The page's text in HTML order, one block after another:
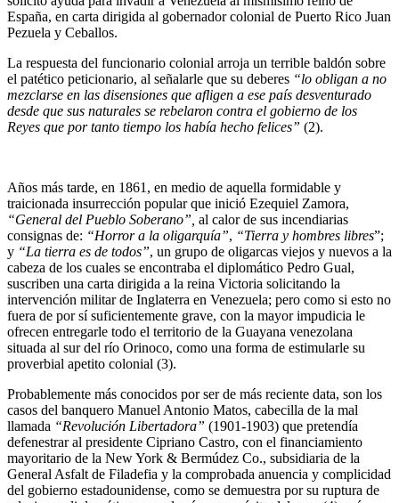
España, en carta dirigida al gobernador colonial de Puerto Rico Juan
Pezuela y Ceballos.
La respuesta del funcionario colonial arroja un terrible baldón sobre
el patético peticionario, al señalarle que su deberes “lo obligan a no
mezclarse en las disensiones que afligen a ese país desventurado
desde que sus naturales se rebelaron contra el gobierno de los
Reyes que por tanto tiempo los había hecho felices” (2).
Años más tarde, en 1861, en medio de aquella formidable y
traicionada insurrección popular que inició Ezequiel Zamora,
“General del Pueblo Soberano”, al calor de sus incendiarias
consignas de: “Horror a la oligarquía”, “Tierra y hombres libres”;
y “La tierra es de todos”, un grupo de oligarcas viejos y nuevos a la
cabeza de los cuales se encontraba el diplomático Pedro Gual,
suscriben una carta dirigida a la reina Victoria solicitando la
intervención militar de Inglaterra en Venezuela; pero como si esto no
fuera de por sí suficientemente grave, con la mayor impudicia le
ofrecen entregarle todo el territorio de la Guayana venezolana
situada al sur del río Orinoco, como una forma de estimularle su
proverbial apetito colonial (3).
Probablemente más conocidos por ser de más reciente data, son los
casos del banquero Manuel Antonio Matos, cabecilla de la mal
llamada “Revolución Libertadora” (1901-1903) que pretendía
defenestrar al presidente Cipriano Castro, con el financiamiento
mayoritario de la New York & Bermúdez Co., subsidiaria de la
General Asfalt de Filadefia y la comprobada anuencia y complicidad
del gobierno estadounidense, como se demuestra por su ruptura de